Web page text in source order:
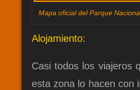
Mapa oficial del Parque
Alojamiento:
Casi todos los viajeros
esta zona lo hacen con